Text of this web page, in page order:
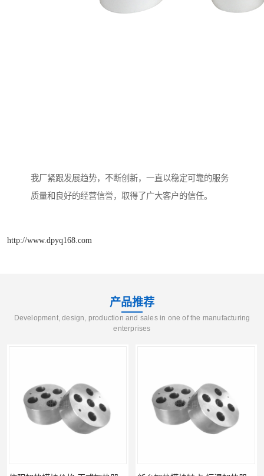
我厂紧跟发展趋势，不断创新，一直以稳定可靠的服务
质量和良好的经营信誉，取得了广大客户的信任。
http://www.dpyq168.com
产品推荐
Development, design, production and sales in one of the manufacturing
enterprises